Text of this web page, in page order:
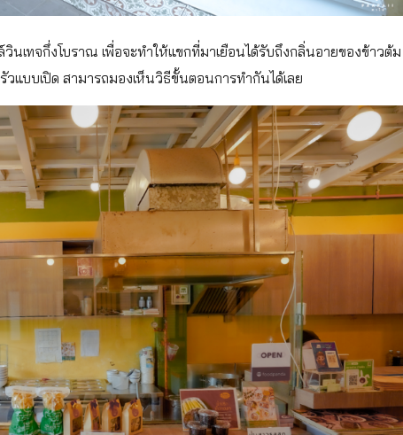
นเทจกึ่งโบราณ เพื่อจะทำให้แขกที่มาเยือนได้รับถึงกลิ่นอายของข้าวต้ม
แบบเปิด สามารถมองเห็นวิธีขั้นตอนการทำกันได้เลย